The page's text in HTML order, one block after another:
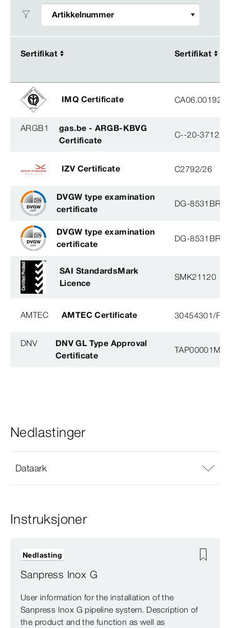
Sertifikat Sertifikat
Sertifikat Sertifikat
IMQ Certificate CA06.00192
ARGB1
gas.be - ARGB-KBVG
Certificate
C--20-3712-
IZV Certificate C2792/26
DVGW type examination
certificate
DG-
DVGW type examination
certificate
DG-
SAI StandardsMark
Licence
SMK21120
AMTEC AMTEC Certificate 30454301/
DNV
DNV GL Type Approval
Certificate
TAP00001M5,
Nedlastinger
Dataark
Instruksjoner
Sanpress Inox G
User information for the installation of the
Sanpress Inox G pipeline system. Description of
the product and the function as well as
Nedlasting